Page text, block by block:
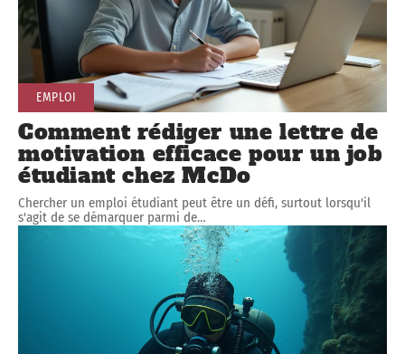
EMPLOI
Comment rédiger une lettre de
motivation efficace pour un job
étudiant chez McDo
Chercher un emploi étudiant peut être un défi, surtout lorsqu'il
s'agit de se démarquer parmi de…